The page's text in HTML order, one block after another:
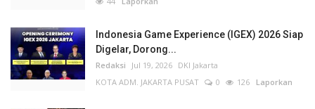
Indonesia Game Experience (IGEX) 2026 Siap
Digelar, Dorong...
Redaksi Jul 19, 2026 DKI Jakarta
KOTA ADM. JAKARTA PUSAT
0 126 Laporkan